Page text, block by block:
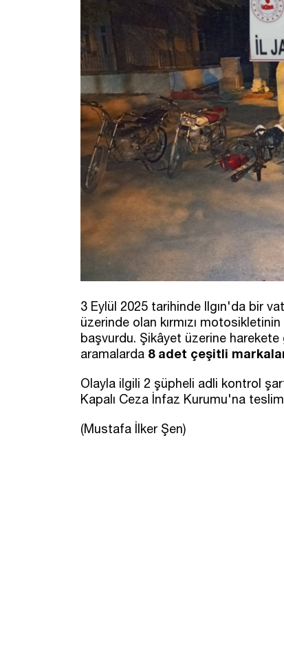
3 Eylül 2025 tarihinde Ilgın'da bir
üzerinde olan kırmızı
başvurdu. Şikâyet üzerine harekete
aramalarda 8 adet çeşitli
Olayla ilgili 2 şüpheli adli kontrol
Kapalı Ceza İnfaz Kurumu'na
(Mustafa İlker Şen)